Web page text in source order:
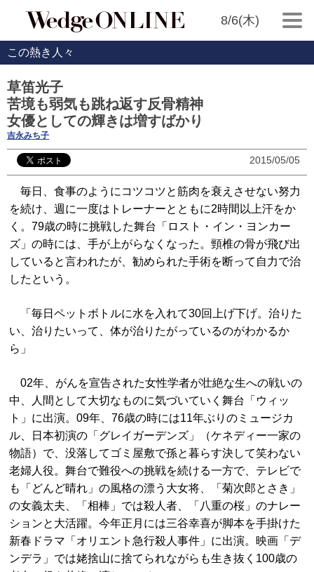
8/6(木)
この熱き人々
草笛光子
苦境も弱気も跳ね返す反骨精神
女優としての輝きは増すばかり
吉永みち子
2015/05/05
毎日、食事のようにコツコツと筋肉を衰えさせない努力
を続け、週に一度はトレーナーとともに2時間以上汗をか
く。79歳の時に挑戦した舞台「ロスト・イン・ヨンカー
ズ」の時には、手が上がらなくなった。頸椎の骨が飛び出
していると言われたが、勧められた手術を断って自力で治
したという。
「毎日ペットボトルに水を入れて30回上げ下げ。治りた
い、治りたいって、体が治りたがっているのがわかるか
ら」
02年、がんを宣告された女性学者が壮絶な生への戦いの
中、人間として大切なものに気づいていく舞台「ウィッ
ト」に出演。09年、76歳の時には11年ぶりのミュージカ
ル、日本初演の「グレイガーデンズ」（ケネディー一家の
物語）で、没落してゴミ屋敷で孫と暮らす決して笑わない
老婦人役。舞台で難役への挑戦を続ける一方で、テレビで
も「どんど晴れ」の風格の漂う大女将、「菊次郎とさき」
の女義太夫、「相棒」では殺人者、「八重の桜」のナレー
ションと大活躍。今年正月には三谷幸喜が脚本を手掛けた
新春ドラマ「オリエント急行殺人事件」に出演。映画「デ
ンデラ」では姥捨山に捨てられながらも生き抜く100歳の